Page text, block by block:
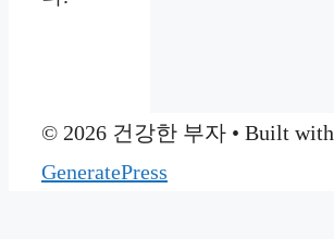
© 2026 건강한 부자 • Built with
GeneratePress